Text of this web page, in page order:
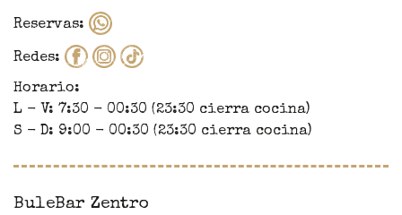
Reservas:
Redes:
Horario:
L - V: 7:30 - 00:30 (23:30 cierra cocina)
S - D: 9:00 - 00:30 (23:30 cierra cocina)
BuleBar Zentro